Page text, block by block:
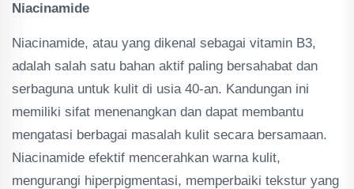
Niacinamide
Niacinamide, atau yang dikenal sebagai vitamin B3,
adalah salah satu bahan aktif paling bersahabat dan
serbaguna untuk kulit di usia 40-an. Kandungan ini
memiliki sifat menenangkan dan dapat membantu
mengatasi berbagai masalah kulit secara bersamaan.
Niacinamide efektif mencerahkan warna kulit,
mengurangi hiperpigmentasi, memperbaiki tekstur yang